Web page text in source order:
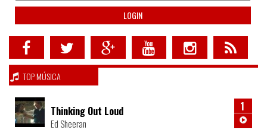
TOP MÚSICA
Thinking Out Loud
Ed Sheeran
1